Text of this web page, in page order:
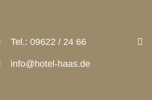
Tel.: 09622 / 24 66
info@hotel-haas.de